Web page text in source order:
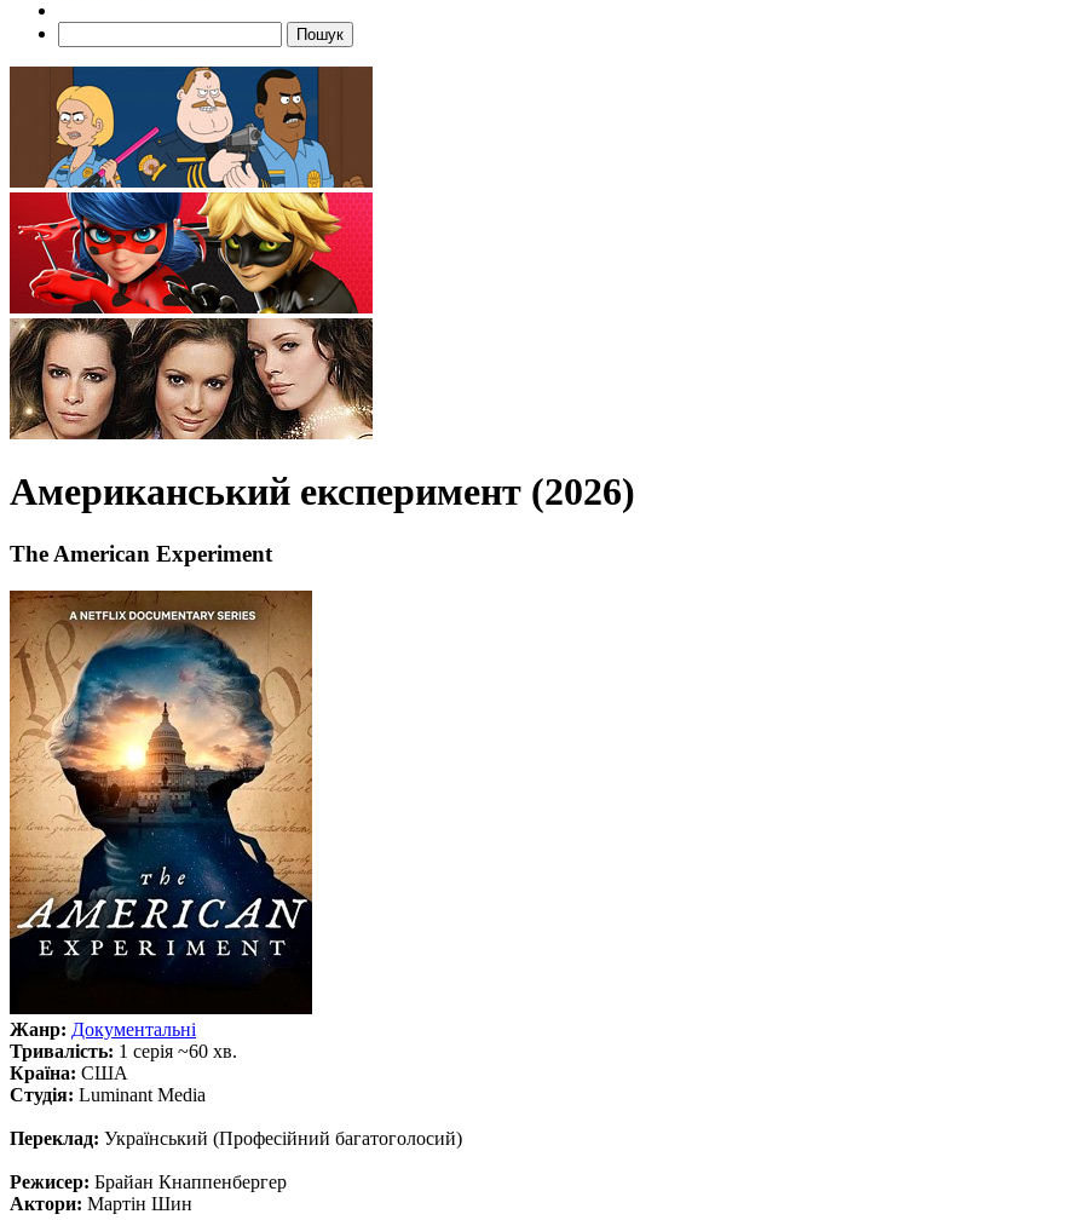
Пошук
Американський експеримент (2026)
The American Experiment
Жанр: Документальні
Тривалість: 1 серія ~60 хв.
Країна: США
Студія: Luminant Media
Переклад: Український (Професійний багатоголосий)
Режисер: Брайан Кнаппенбергер
Актори: Мартін Шин